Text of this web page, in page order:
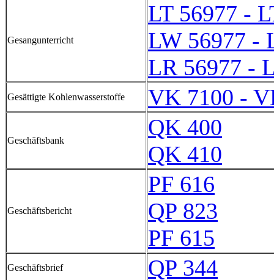
Gesangunterricht
LT 56977 -
LW 56977 -
LR 56977 -
Gesättigte Kohlenwasserstoffe VK 7100 -
Geschäftsbank
QK 400
QK 410
Geschäftsbericht
PF 616
QP 823
PF 615
Geschäftsbrief QP 344